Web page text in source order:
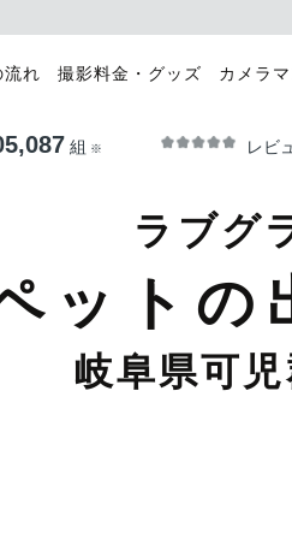
流れ 撮影料金・グッズ カメラ
組 ※ レビ
ラブグ
ットの
岐阜県可